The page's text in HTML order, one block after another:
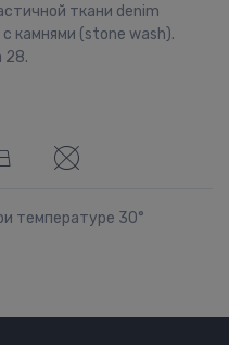
ткани denim
камнями (stone wash).
28.
температуре 30°